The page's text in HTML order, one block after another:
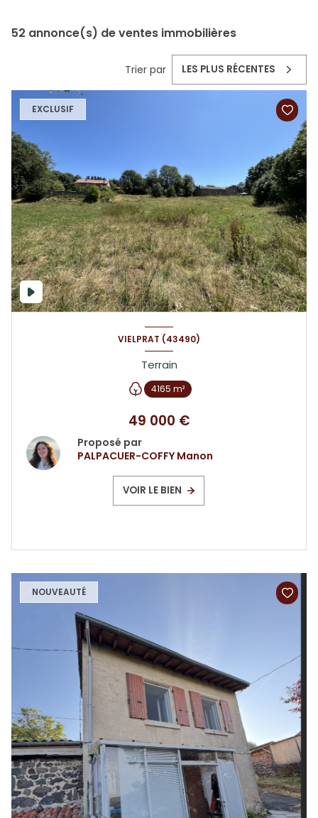
52 annonce(s) de ventes immobilières
Trier par LES PLUS RÉCENTES
EXCLUSIF
VIELPRAT (43490)
Terrain
4165 m²
49 000 €
Proposé par
PALPACUER-COFFY Manon
VOIR LE BIEN
NOUVEAUTÉ